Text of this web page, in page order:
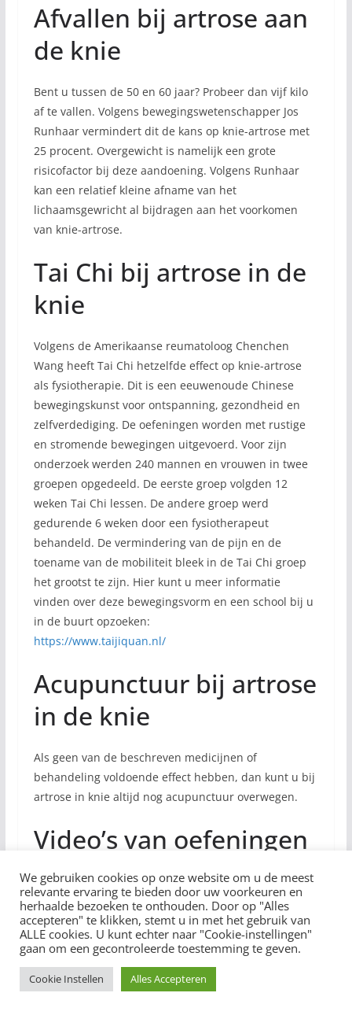
Afvallen bij artrose aan
de knie
Bent u tussen de 50 en 60 jaar? Probeer dan vijf kilo
af te vallen. Volgens bewegingswetenschapper Jos
Runhaar vermindert dit de kans op knie-artrose met
25 procent. Overgewicht is namelijk een grote
risicofactor bij deze aandoening. Volgens Runhaar
kan een relatief kleine afname van het
lichaamsgewricht al bijdragen aan het voorkomen
van knie-artrose.
Tai Chi bij artrose in de
knie
Volgens de Amerikaanse reumatoloog Chenchen
Wang heeft Tai Chi hetzelfde effect op knie-artrose
als fysiotherapie. Dit is een eeuwenoude Chinese
bewegingskunst voor ontspanning, gezondheid en
zelfverdediging. De oefeningen worden met rustige
en stromende bewegingen uitgevoerd. Voor zijn
onderzoek werden 240 mannen en vrouwen in twee
groepen opgedeeld. De eerste groep volgden 12
weken Tai Chi lessen. De andere groep werd
gedurende 6 weken door een fysiotherapeut
behandeld. De vermindering van de pijn en de
toename van de mobiliteit bleek in de Tai Chi groep
het grootst te zijn. Hier kunt u meer informatie
vinden over deze bewegingsvorm en een school bij u
in de buurt opzoeken:
https://www.taijiquan.nl/
Acupunctuur bij artrose
in de knie
Als geen van de beschreven medicijnen of
behandeling voldoende effect hebben, dan kunt u bij
artrose in knie altijd nog acupunctuur overwegen.
Video’s van oefeningen
voor de knie
Oefeningen om de pijn in uw knie te verminderen en
de spieren eromheen te versterken.
#7 Oefening voor de
We gebruiken cookies op onze website om u de meest
relevante ervaring te bieden door uw voorkeuren en
herhaalde bezoeken te onthouden. Door op "Alles
accepteren" te klikken, stemt u in met het gebruik van
ALLE cookies. U kunt echter naar "Cookie-instellingen"
gaan om een gecontroleerde toestemming te geven.
Cookie Instellen Alles Accepteren